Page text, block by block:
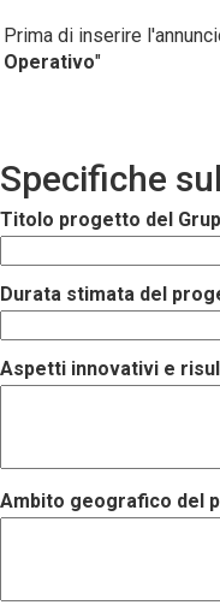
Prima di inserire
Operativo"
Specifiche
Titolo progetto del
Durata stimata del
Aspetti innovativi e
Ambito geografico del